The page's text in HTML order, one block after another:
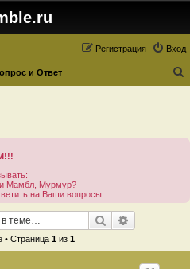
Вход
Регистрация
и Ответ
Мамбл, Мурмур?
на Ваши вопросы.
Поиск
• Страница 1из 1